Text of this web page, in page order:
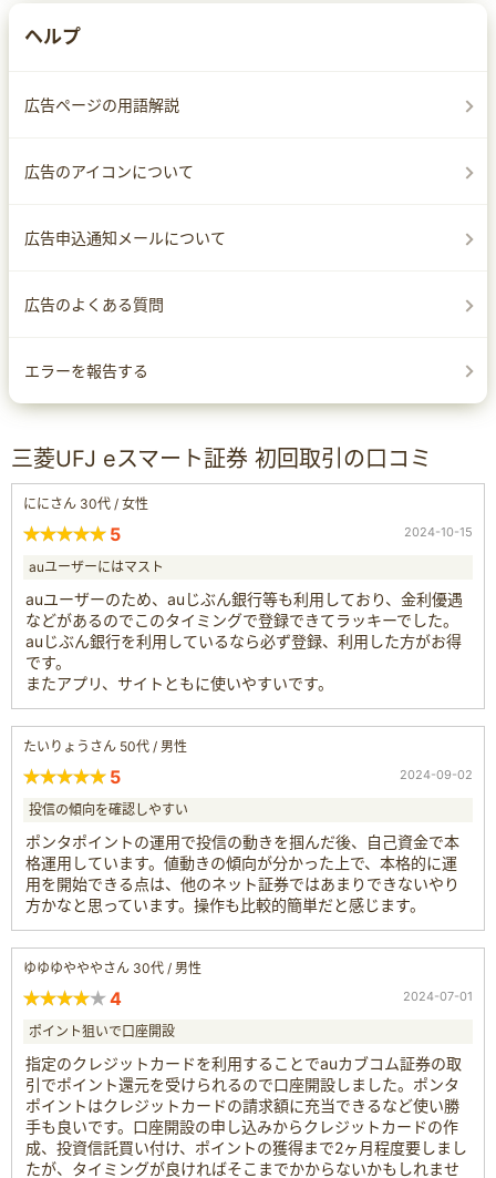
ヘルプ
広告ページの用語解説
広告のアイコンについて
広告申込通知メールについて
広告のよくある質問
エラーを報告する
三菱UFJ eスマート証券 初回取引の口コミ
ににさん 30代 / 女性
5 2024-10-15
auユーザーにはマスト
auユーザーのため、auじぶん銀行等も利用しており、金利優遇
などがあるのでこのタイミングで登録できてラッキーでした。
auじぶん銀行を利用しているなら必ず登録、利用した方がお得
です。
またアプリ、サイトともに使いやすいです。
たいりょうさん 50代 / 男性
5 2024-09-02
投信の傾向を確認しやすい
ポンタポイントの運用で投信の動きを掴んだ後、自己資金で本
格運用しています。値動きの傾向が分かった上で、本格的に運
用を開始できる点は、他のネット証券ではあまりできないやり
方かなと思っています。操作も比較的簡単だと感じます。
ゆゆゆやややさん 30代 / 男性
4 2024-07-01
ポイント狙いで口座開設
指定のクレジットカードを利用することでauカブコム証券の取
引でポイント還元を受けられるので口座開設しました。ポンタ
ポイントはクレジットカードの請求額に充当できるなど使い勝
手も良いです。口座開設の申し込みからクレジットカードの作
成、投資信託買い付け、ポイントの獲得まで2ヶ月程度要しまし
たが、タイミングが良ければそこまでかからないかもしれませ